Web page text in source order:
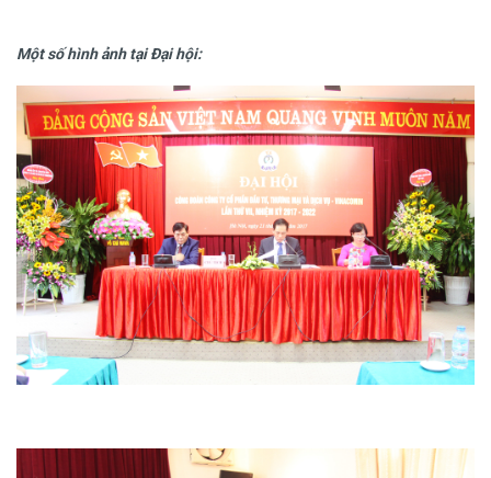
Một số hình ảnh tại Đại hội: